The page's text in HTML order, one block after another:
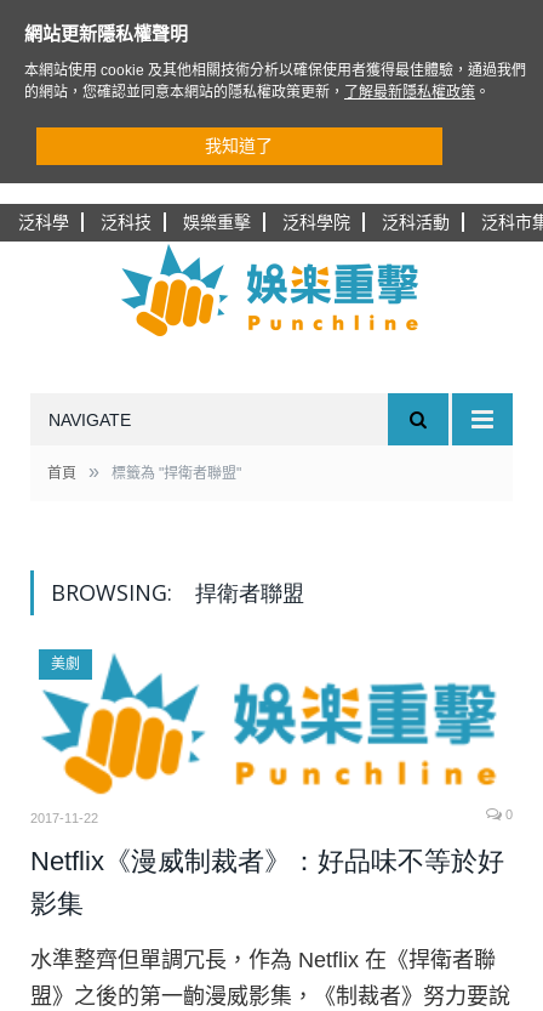
泛科學 泛科技 娛樂重擊 泛科學院 泛科活動 泛科市
NAVIGATE
首頁 » 標籤為 "捍衛者聯盟"
BROWSING: 捍衛者聯盟
美劇
2017-11-22 0
Netflix《漫威制裁者》：好品味不等於好
影集
水準整齊但單調冗長，作為 Netflix 在《捍衛者聯
盟》之後的第一齣漫威影集，《制裁者》努力要說
網站更新隱私權聲明
本網站使用 cookie 及其他相關技術分析以確保使用者獲得最佳體驗，通過我們
的網站，您確認並同意本網站的隱私權政策更新，
了解最新隱私權政策 。
我知道了